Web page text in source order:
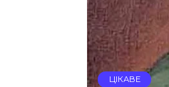
ЦІКАВЕ